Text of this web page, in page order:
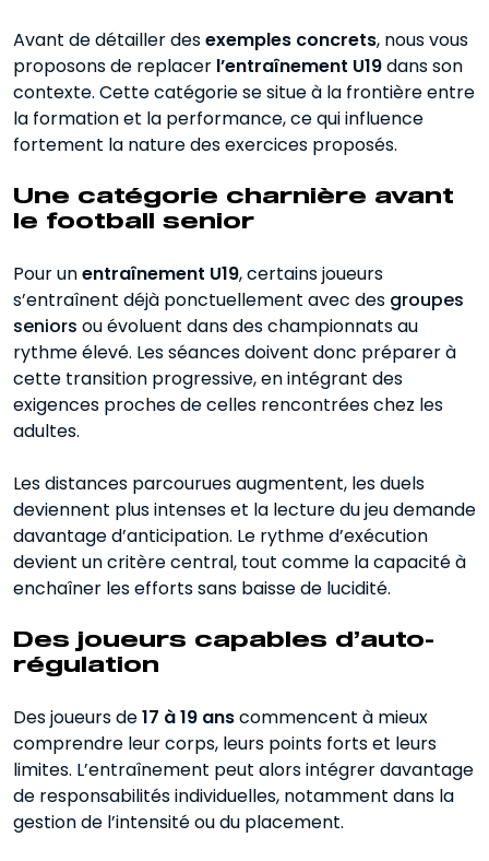
Avant de détailler desexemples concrets, nous vous
proposons de replacer l’entraînement U19dans son
contexte. Cette catégorie se situe à la frontière entre
la formation et la performance, ce qui influence
fortement la nature des exercices proposés.
Une catégorie charnière avant
le football senior
Pour unentraînement U19, certains joueurs
s’entraînent déjà ponctuellement avec des groupes
seniors ou évoluent dans des championnats au
rythme élevé. Les séances doivent donc préparer à
cette transition progressive, en intégrant des
exigences proches de celles rencontrées chez les
adultes.
Les distances parcourues augmentent, les duels
deviennent plus intenses et la lecture du jeu demande
davantage d’anticipation. Le rythme d’exécution
devient un critère central, tout comme la capacité à
enchaîner les efforts sans baisse de lucidité.
Des joueurs capables d’auto-
régulation
Des joueurs de17 à 19 anscommencent à mieux
comprendre leur corps, leurs points forts et leurs
limites. L’entraînement peut alors intégrer davantage
de responsabilités individuelles, notamment dans la
gestion de l’intensité ou du placement.